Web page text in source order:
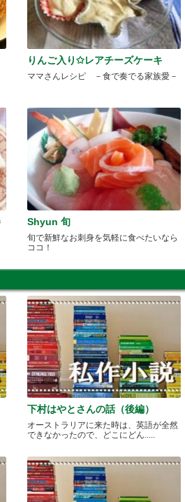
りんご入り✩レアチーズケーキ
ママさんレシピ －食で奏でる家族愛－
Shyun 旬
旬で新鮮なお刺身を気軽に食べたいなら
ココ！
下村はやとさんの話（後編）
オーストラリアに来た時は、英語が全然
できなかったので、どこにどん.....